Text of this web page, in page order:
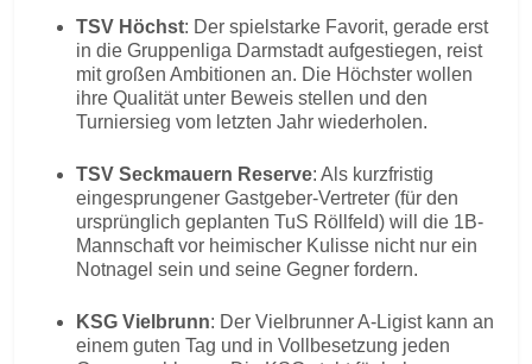
TSV Höchst: Der spielstarke Favorit, gerade erst
in die Gruppenliga Darmstadt aufgestiegen, reist
mit großen Ambitionen an. Die Höchster wollen
ihre Qualität unter Beweis stellen und den
Turniersieg vom letzten Jahr wiederholen.
TSV Seckmauern Reserve: Als kurzfristig
eingesprungener Gastgeber-Vertreter (für den
ursprünglich geplanten TuS Röllfeld) will die 1B-
Mannschaft vor heimischer Kulisse nicht nur ein
Notnagel sein und seine Gegner fordern.
KSG Vielbrunn: Der Vielbrunner A-Ligist kann an
einem guten Tag und in Vollbesetzung jeden